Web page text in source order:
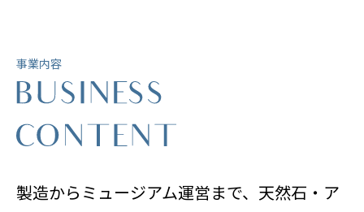
事業内容
製造からミュージアム運営まで、天然石・ア